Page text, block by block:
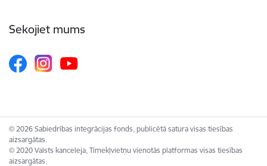
Sekojiet mums
© 2026 Sabiedrības integrācijas fonds, publicētā satura visas tiesības
aizsargātas.
© 2020 Valsts kanceleja, Tīmekļvietņu vienotās platformas visas tiesības
aizsargātas.